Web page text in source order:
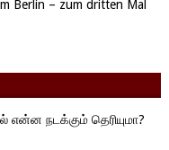
Berlin – zum dritten Mal
என்ன நடக்கும் தெரியுமா?